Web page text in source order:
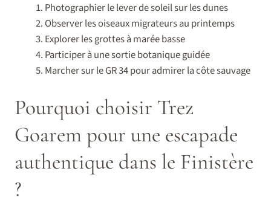
Photographier le lever de soleil sur les dunes
Observer les oiseaux migrateurs au printemps
Explorer les grottes à marée basse
Participer à une sortie botanique guidée
Marcher sur le GR 34 pour admirer la côte sauvage
Pourquoi choisir Trez
Goarem pour une escapade
authentique dans le Finistère
?